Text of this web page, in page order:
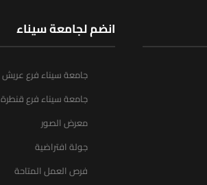
انضم لجامعة سيناء
جامعة سيناء فرع عريش
جامعة سيناء فرع قنطرة
معرض الصور
جولة افتراضية
فرص العمل المتاحة